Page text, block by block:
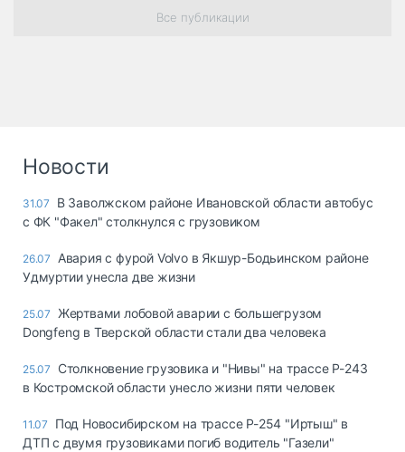
Все публикации
Новости
31.07
В Заволжском районе Ивановской области автобус
с ФК "Факел" столкнулся с грузовиком
26.07
Авария с фурой Volvo в Якшур-Бодьинском районе
Удмуртии унесла две жизни
25.07
Жертвами лобовой аварии с большегрузом
Dongfeng в Тверской области стали два человека
25.07
Столкновение грузовика и "Нивы" на трассе Р-243
в Костромской области унесло жизни пяти человек
11.07
Под Новосибирском на трассе Р-254 "Иртыш" в
ДТП с двумя грузовиками погиб водитель "Газели"